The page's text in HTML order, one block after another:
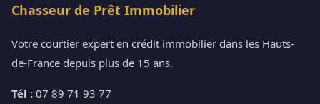
Chasseur de Prêt Immobilier
Votre courtier expert en crédit immobilier dans les Hauts-
de-France depuis plus de 15 ans.
Tél : 07 89 71 93 77